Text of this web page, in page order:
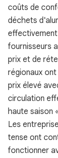
coûts de
déchets
fournisseurs
prix et de
régionaux
prix élevé
circulation
haute saison
Les
tense ont
fonctionner